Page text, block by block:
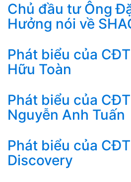
Chủ đầu tư Ông
Hưởng nói về
Phát biểu của
Hữu Toàn
Phát biểu của
Nguyễn Anh Tuấn
Phát biểu của
Discovery